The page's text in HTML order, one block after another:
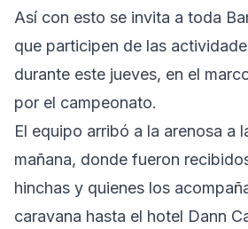
Así con esto se invita a toda
que participen de las
durante este jueves, en el
por el campeonato.
El equipo arribó a la arenosa a
mañana, donde fueron
hinchas y quienes los
caravana hasta el hotel Dann